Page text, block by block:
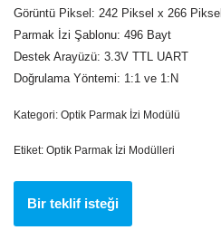
Görüntü Piksel: 242 Piksel x 266 Piksel
Parmak İzi Şablonu: 496 Bayt
Destek Arayüzü: 3.3V TTL UART
Doğrulama Yöntemi: 1:1 ve 1:N
Kategori: Optik Parmak İzi Modülü
Etiket: Optik Parmak İzi Modülleri
Bir teklif isteği